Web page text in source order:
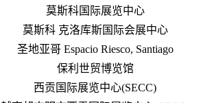
莫斯科国际展览中心
莫斯科 克洛库斯国际会展中心
圣地亚哥 Espacio Riesco, Santiago
保利世贸博览馆
西贡国际展览中心(SECC)